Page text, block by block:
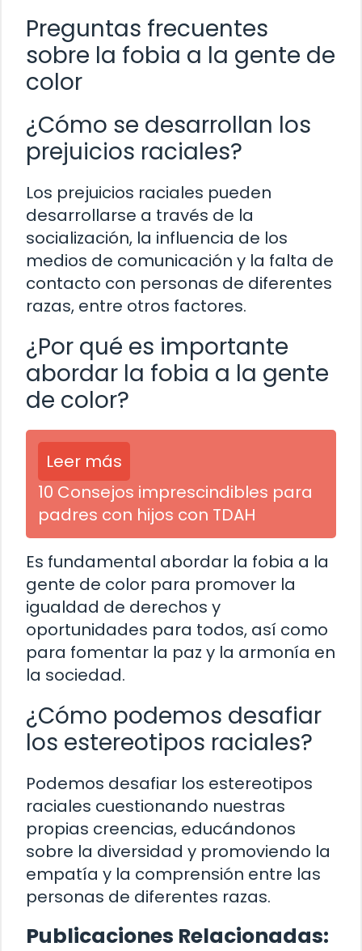
Preguntas frecuentes
sobre la fobia a la gente de
color
¿Cómo se desarrollan los
prejuicios raciales?
Los prejuicios raciales pueden
desarrollarse a través de la
socialización, la influencia de los
medios de comunicación y la falta de
contacto con personas de diferentes
razas, entre otros factores.
¿Por qué es importante
abordar la fobia a la gente
de color?
Leer más
10 Consejos imprescindibles para
padres con hijos con TDAH
Es fundamental abordar la fobia a la
gente de color para promover la
igualdad de derechos y
oportunidades para todos, así como
para fomentar la paz y la armonía en
la sociedad.
¿Cómo podemos desafiar
los estereotipos raciales?
Podemos desafiar los estereotipos
raciales cuestionando nuestras
propias creencias, educándonos
sobre la diversidad y promoviendo la
empatía y la comprensión entre las
personas de diferentes razas.
Publicaciones Relacionadas: